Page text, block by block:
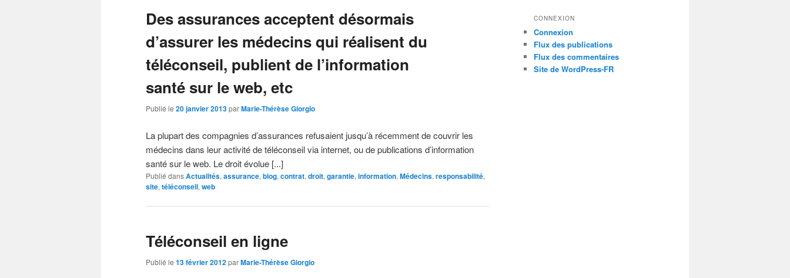
Des assurances acceptent désormais
d’assurer les médecins qui réalisent du
téléconseil, publient de l’information
santé sur le web, etc
Publié le 20 janvier 2013parMarie-Thérèse Giorgio
La plupart des compagnies d’assurances refusaient jusqu’à récemment de couvrir les
médecins dans leur activité de téléconseil via internet, ou de publications d’information
santé sur le web. Le droit évolue [...]
Publié dansActualités, assurance, blog, contrat, droit, garantie, information, Médecins, responsabilité,
site, téléconseil, web
Téléconseil en ligne
Publié le 13 février 2012parMarie-Thérèse Giorgio
sites
liés
CONNEXION
Connexion
Flux des publications
Flux des commentaires
Site de WordPress-FR